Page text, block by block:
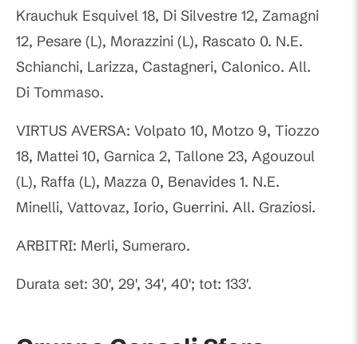
Krauchuk Esquivel 18, Di Silvestre 12, Zamagni
12, Pesare (L), Morazzini (L), Rascato 0. N.E.
Schianchi, Larizza, Castagneri, Calonico. All.
Di Tommaso.
VIRTUS AVERSA: Volpato 10, Motzo 9, Tiozzo
18, Mattei 10, Garnica 2, Tallone 23, Agouzoul
(L), Raffa (L), Mazza 0, Benavides 1. N.E.
Minelli, Vattovaz, Iorio, Guerrini. All. Graziosi.
ARBITRI: Merli, Sumeraro.
Durata set: 30', 29', 34', 40'; tot: 133'.